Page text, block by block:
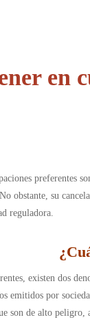
en
preferentes
obstante, su
reguladora.
existen dos
emitidos por
son de alto peligro,